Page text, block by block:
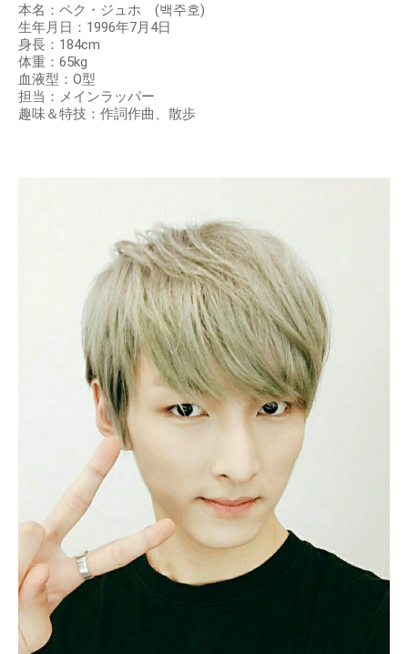
本名：ペク・ジュホ (백주호)
生年月日：1996年7月4日
身長：184cm
体重：65kg
血液型：O型
担当：メインラッパー
趣味＆特技：作詞作曲、散歩